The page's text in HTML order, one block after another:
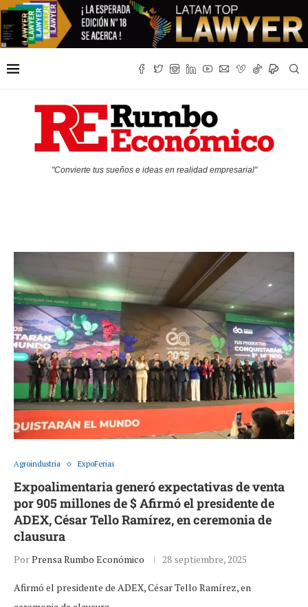
"Convierte tus sueños e ideas en realidad empresarial"
Agroindustria ExpoFerias
Expoalimentaria generó expectativas de venta
por 905 millones de $ Afirmó el presidente de
ADEX, César Tello Ramírez, en ceremonia de
clausura
PorPrensa Rumbo Económico 28 septiembre, 2025
Afirmó el presidente de ADEX, César Tello Ramírez, en